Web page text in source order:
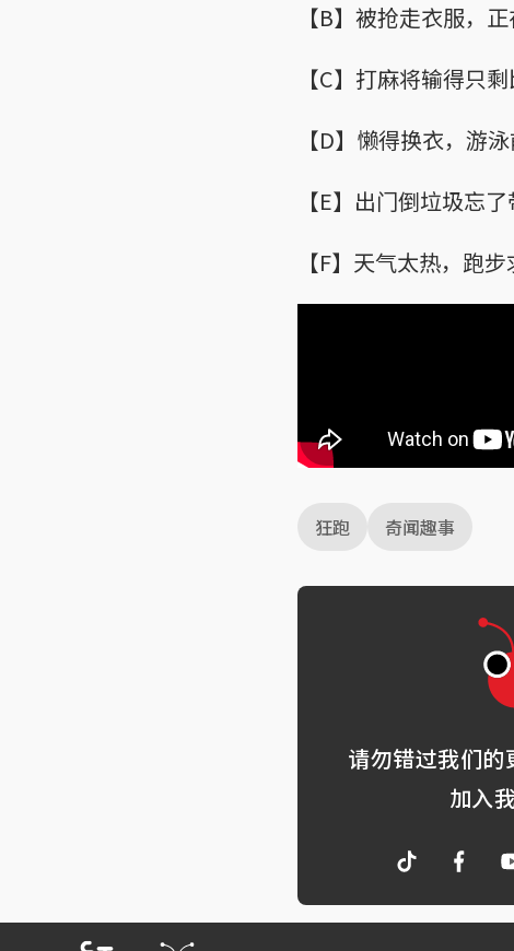
【B】被抢走衣服，正
【C】打麻将输得只剩
【D】懒得换衣，游
【E】出门倒垃圾忘
【F】天气太热，跑步
狂跑 奇闻趣事
请勿错过我们的
加入